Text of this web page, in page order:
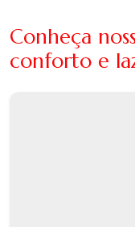
Conheça
conforto e